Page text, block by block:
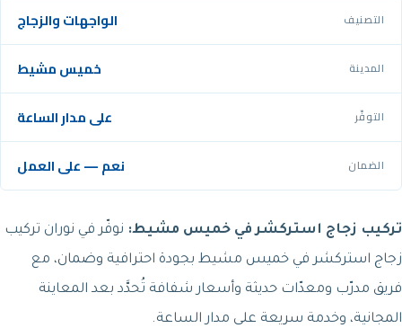
التصنيف الواجهات والزجاج
المدينة خميس مشيط
التوفّر على مدار الساعة
الضمان نعم — على العمل
تركيب زجاج استركشر في خميس مشيط: نوفّر في نوران تركيب
زجاج استركشر في خميس مشيط بجودة احترافية وضمان، مع
فريق مدرّب ومعدّات حديثة وأسعار شفافة تُحدَّد بعد المعاينة
المجانية، وخدمة سريعة على مدار الساعة.